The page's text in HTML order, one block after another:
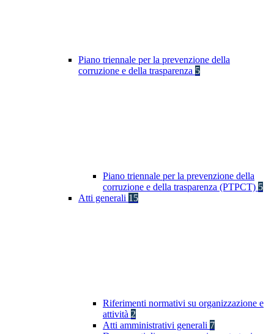
Piano triennale per la prevenzione della
corruzione e della trasparenza 5
Piano triennale per la prevenzione della
corruzione e della trasparenza (PTPCT) 5
Atti generali 15
Riferimenti normativi su organizzazione e
attività 2
Atti amministrativi generali 7